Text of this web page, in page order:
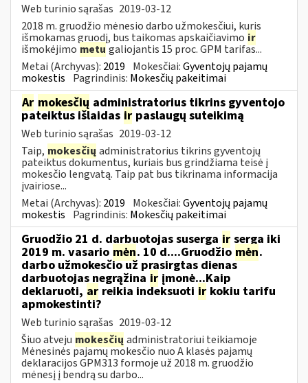
Web turinio sąrašas 2019-03-12
2018 m. gruodžio mėnesio darbo užmokesčiui, kuris
išmokamas gruodį, bus taikomas apskaičiavimo ir
išmokėjimo metu galiojantis 15 proc. GPM tarifas...
Metai (Archyvas): 2019 Mokesčiai:Gyventojų pajamų
mokestis Pagrindinis: Mokesčių pakeitimai
Ar mokesčių administratorius tikrins gyventojo
pateiktus išlaidas ir paslaugų suteikimą
Web turinio sąrašas 2019-03-12
Taip, mokesčių administratorius tikrins gyventojų
pateiktus dokumentus, kuriais bus grindžiama teisė į
mokesčio lengvatą. Taip pat bus tikrinama informacija
įvairiose...
Metai (Archyvas): 2019 Mokesčiai:Gyventojų pajamų
mokestis Pagrindinis: Mokesčių pakeitimai
Gruodžio 21 d. darbuotojas suserga ir serga iki
2019 m. vasario mėn. 10 d....Gruodžio mėn.
darbo užmokesčio už prasirgtas dienas
darbuotojas negrąžina ir įmonė...Kaip
deklaruoti, ar reikia indeksuoti ir kokiu tarifu
apmokestinti?
Web turinio sąrašas 2019-03-12
Šiuo atveju mokesčių administratoriui teikiamoje
Mėnesinės pajamų mokesčio nuo A klasės pajamų
deklaracijos GPM313 formoje už 2018 m. gruodžio
mėnesį į bendrą su darbo...